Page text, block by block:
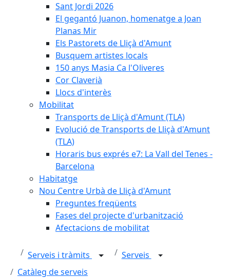
Sant Jordi 2026
El gegantó Juanon, homenatge a Joan
Planas Mir
Els Pastorets de Lliçà d'Amunt
Busquem artistes locals
150 anys Masia Ca l'Oliveres
Cor Claverià
Llocs d'interès
Mobilitat
Transports de Lliçà d'Amunt (TLA)
Evolució de Transports de Lliçà d'Amunt
(TLA)
Horaris bus exprés e7: La Vall del Tenes -
Barcelona
Habitatge
Nou Centre Urbà de Lliçà d'Amunt
Preguntes freqüents
Fases del projecte d'urbanització
Afectacions de mobilitat
Serveis i tràmits
Serveis
Catàleg de serveis